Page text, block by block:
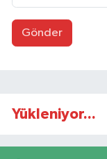
Gönder
Yükleniyor...